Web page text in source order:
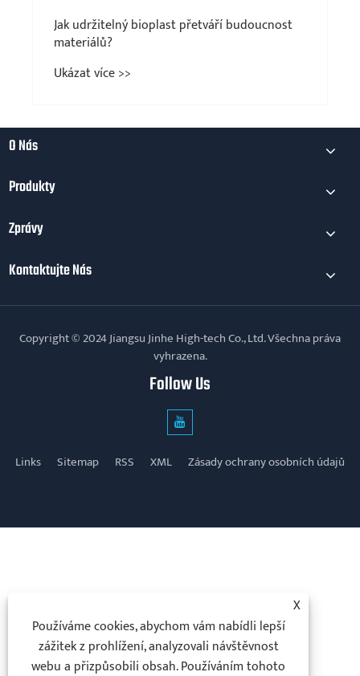
Jak udržitelný bioplast přetváří budoucnost
materiálů?
Ukázat více >>
O Nás
Produkty
Zprávy
Kontaktujte Nás
Copyright © 2024 Jiangsu Jinhe High-tech Co., Ltd. Všechna práva
vyhrazena.
Follow Us
Links Sitemap RSS XML Zásady ochrany osobních údajů
X
Používáme cookies, abychom vám nabídli lepší
zážitek z prohlížení, analyzovali návštěvnost
webu a přizpůsobili obsah. Používáním tohoto